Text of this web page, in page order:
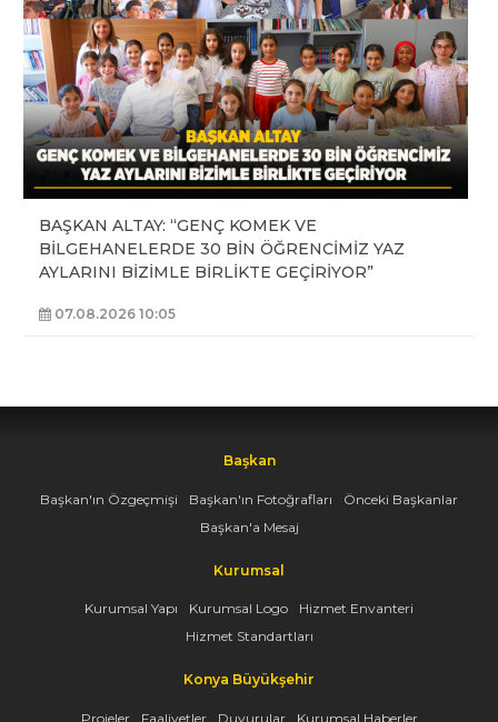
BAŞKAN ALTAY: “GENÇ KOMEK VE
BİLGEHANELERDE 30 BİN ÖĞRENCİMİZ YAZ
AYLARINI BİZİMLE BİRLİKTE GEÇİRİYOR”
07.08.2026 10:05
Başkan
Başkan'ın Özgeçmişi Başkan'ın Fotoğrafları
Önceki Başkanlar
Başkan'a Mesaj
Kurumsal
Kurumsal Yapı Kurumsal Logo
Hizmet Envanteri
Hizmet Standartları
Konya Büyükşehir
Projeler Faaliyetler Duyurular Kurumsal Haberler